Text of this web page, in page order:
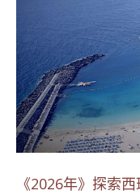
《2026年》探索